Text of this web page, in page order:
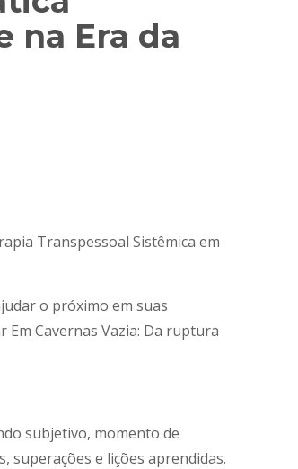
na Era da
Transpessoal Sistêmica em
o próximo em suas
Cavernas Vazia: Da ruptura
subjetivo, momento de
superações e lições aprendidas.